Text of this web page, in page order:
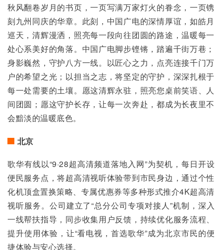
秋风翻卷岁月的书页，一页写满万家灯火的眷念，一页镌
刻九州同庆的华章。此刻，中国广电的深情厚谊，如皓月
巡天，清辉漫洒，照亮每一段向往团圆的路途，温暖每一
处心系美好的角落。中国广电脚步铿锵，踏遍千街万巷；
身影巍然，守护八方一线。以匠心之力，点亮连接千门万
户的希望之光；以担当之志，将坚定的守护，深深扎根于
每一处需要的土壤。愿这清辉永驻，照亮您桌前笑语、人
间团圆；愿这守护长存，让每一次奔赴，都成为长夜里不
会黯淡的温暖底色。
北京
歌华有线以“9·28超高清频道落地入网”为契机，每日开设
便民服务点，将超高清视听体验带到市民身边，通过个性
化机顶盒置换策略、专属优惠券等多种形式推介4K超高清
视听服务。公司建立了“总分公司专项对接人”机制，深入
一线帮扶指导，同步收集用户反馈，持续优化服务流程、
提升使用体验，让“看电视，首选歌华”成为北京市民的便
捷体验与安心选择。